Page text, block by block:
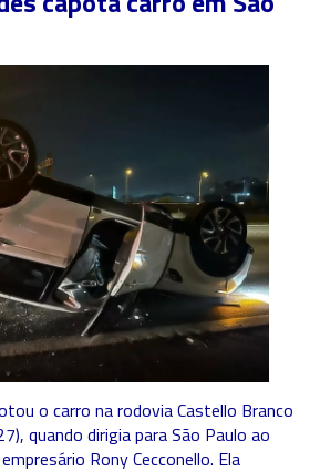
o carro na rodovia Castello Branco
quando dirigia para São Paulo ao
Rony Cecconello. Ela